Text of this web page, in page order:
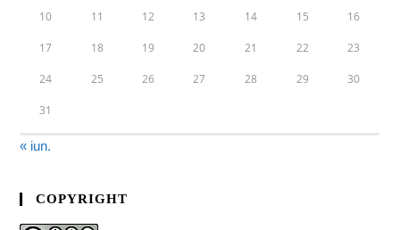
10 11 12 13 14 15 16
17 18 19 20 21 22 23
24 25 26 27 28 29 30
31
« iun.
COPYRIGHT